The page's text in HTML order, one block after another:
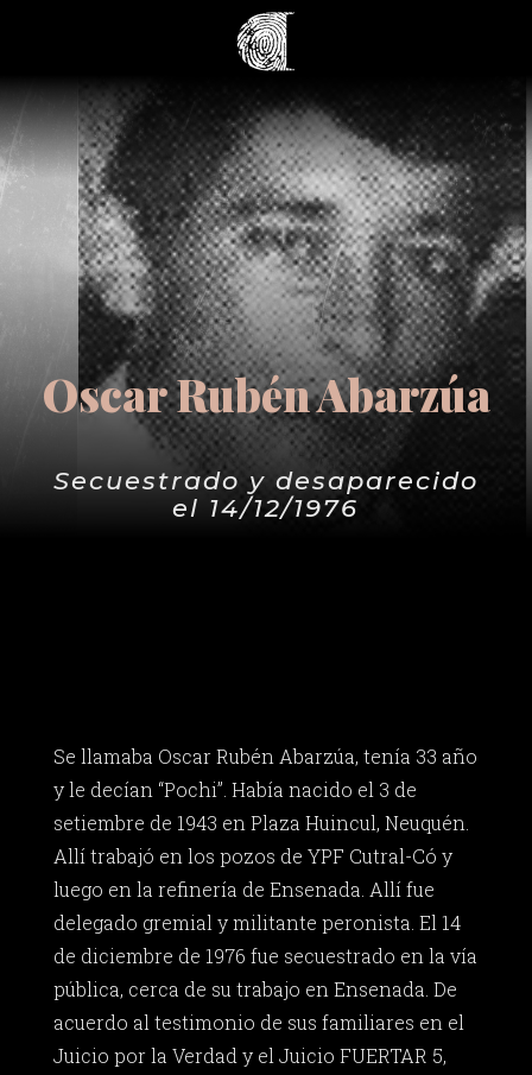
Oscar Rubén Abarzúa
Secuestrado y desaparecido
el 14/12/1976
Se llamaba Oscar Rubén Abarzúa, tenía 33 año
y le decían “Pochi”. Había nacido el 3 de
setiembre de 1943 en Plaza Huincul, Neuquén.
Allí trabajó en los pozos de YPF Cutral-Có y
luego en la refinería de Ensenada. Allí fue
delegado gremial y militante peronista. El 14
de diciembre de 1976 fue secuestrado en la vía
pública, cerca de su trabajo en Ensenada. De
acuerdo al testimonio de sus familiares en el
Juicio por la Verdad y el Juicio FUERTAR 5,